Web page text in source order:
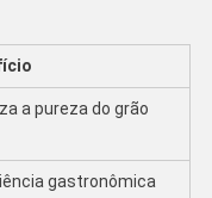
a pureza do grão
gastronômica